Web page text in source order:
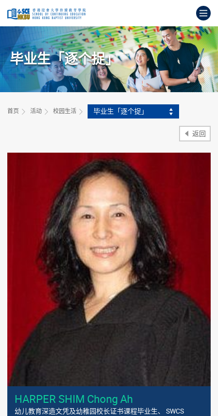
容
打
要
内
容
毕业生「逐个捉」
首页 活动 校园生活 毕业生「逐个捉」
返回
HARPER SHIM Chong Ah
幼儿教育深造文凭及幼稚园校长证书课程毕业生、 SWCS